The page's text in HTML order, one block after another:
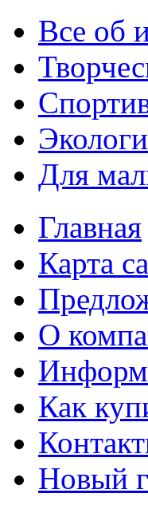
Все об
Для
Главная
Карта
О
Как
Новый